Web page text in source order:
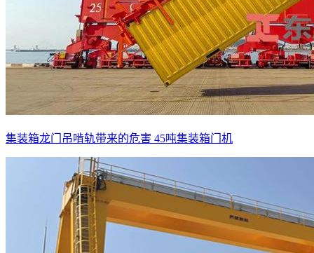
集装箱龙门吊啃轨带来的危害 45吨集装箱门机